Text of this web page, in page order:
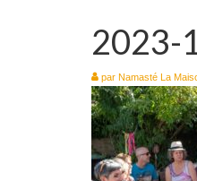
2023-
par Namasté La